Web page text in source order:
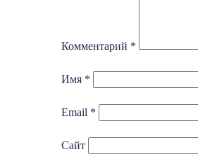
Комментарий *
Имя *
Email *
Сайт